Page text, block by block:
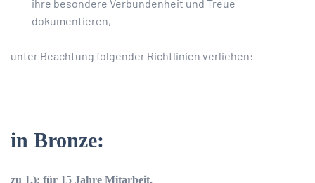
ihre besondere Verbundenheit und Treue
dokumentieren,
unter Beachtung folgender Richtlinien verliehen:
in Bronze:
zu 1.): für 15 Jahre Mitarbeit.